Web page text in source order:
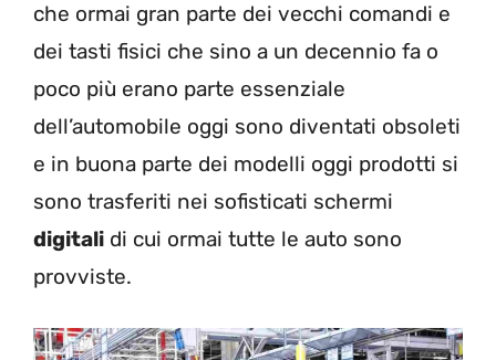
che ormai gran parte dei vecchi comandi e
dei tasti fisici che sino a un decennio fa o
poco più erano parte essenziale
dell’automobile oggi sono diventati obsoleti
e in buona parte dei modelli oggi prodotti si
sono trasferiti nei sofisticati schermi
digitali di cui ormai tutte le auto sono
provviste.